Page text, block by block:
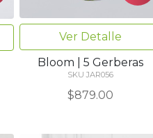
Ver Detalle
Bloom | 5 Gerberas
SKU JAR056
$879.00